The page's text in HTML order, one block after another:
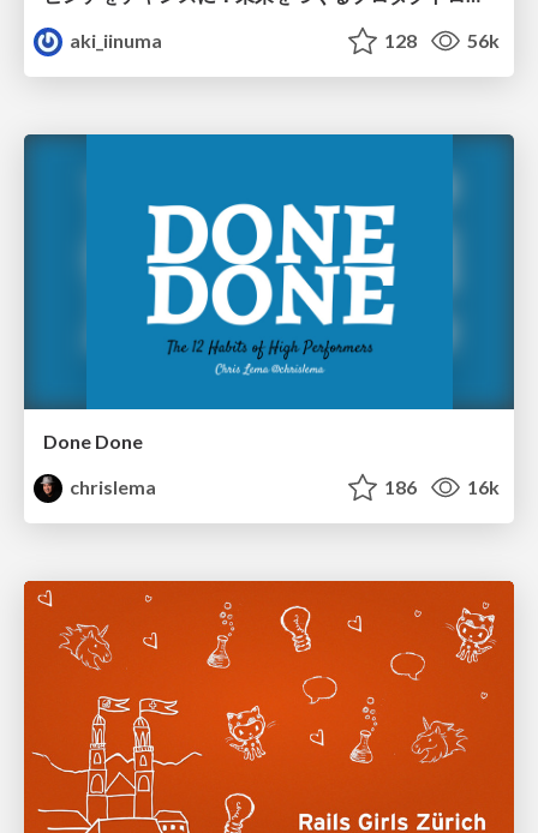
aki_iinuma
128 56k
Done Done
chrislema
186 16k